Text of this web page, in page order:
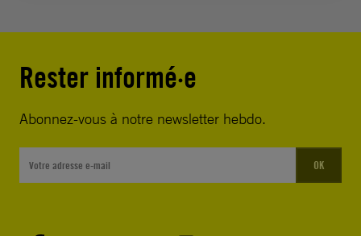
Rester informé·e
Abonnez-vous à notre newsletter hebdo.
OK